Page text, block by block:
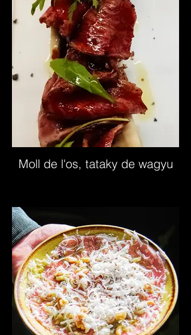
Moll de l'os, tataky de wagyu